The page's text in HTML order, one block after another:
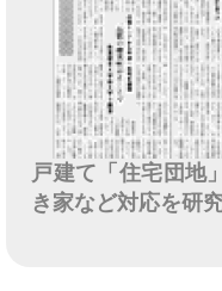
戸建て「住宅団地
き家など対応を研